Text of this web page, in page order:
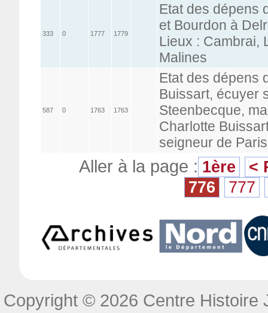
333 0 1777 1779
Etat des dépens
et Bourdon à
Lieux : Cambrai,
Malines
587 0 1763 1763
Etat des dépens
Buissart, écuyer
Steenbecque,
Charlotte
seigneur de
Aller à la page : 1ère
<
776
777
Copyright © 2026 Centre Histoire